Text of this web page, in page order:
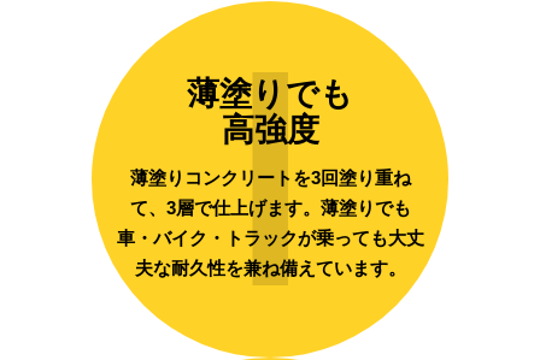
1
薄塗りでも
高強度
薄塗りコンクリートを3回塗り重ね
て、3層で仕上げます。薄塗りでも
車・バイク・トラックが乗っても大丈
夫な耐久性を兼ね備えています。